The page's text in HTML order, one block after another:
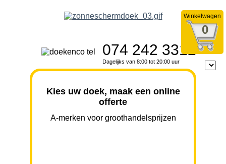
Winkelwagen
0
074 242 3312
Dagelijks van 8:00 tot 20:00 uur
Kies uw doek, maak een online
offerte
A-merken voor groothandelsprijzen